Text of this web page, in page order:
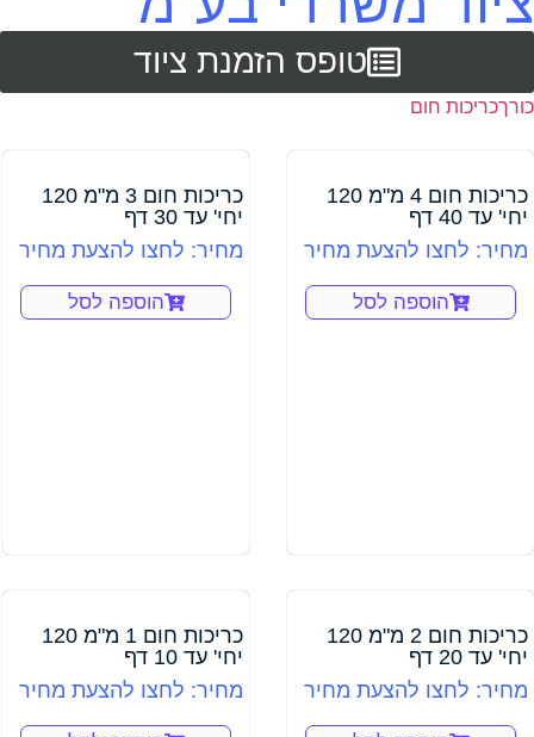
טופס הזמנת ציוד
כורךכריכות חום
כריכות חום 4 מ"מ 120
יחי' עד 40 דף
מחיר: לחצו להצעת מחיר
הוספה לסל
כריכות חום 3 מ"מ 120
יחי' עד 30 דף
מחיר: לחצו להצעת מחיר
הוספה לסל
כריכות חום 2 מ"מ 120
יחי' עד 20 דף
מחיר: לחצו להצעת מחיר
כריכות חום 1 מ"מ 120
יחי' עד 10 דף
מחיר: לחצו להצעת מחיר